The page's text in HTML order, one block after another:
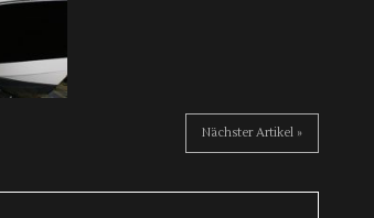
Nächster Artikel »